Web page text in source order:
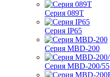
Серия 089T
Серия IP65
Серия MBD-200
Серия MBD-200/55